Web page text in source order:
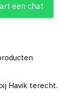
een chat
Havik terecht.